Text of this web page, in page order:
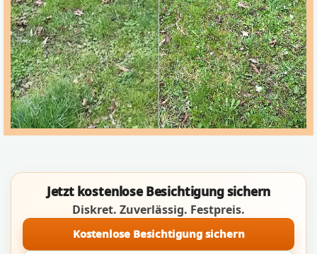
Jetzt kostenlose Besichtigung sichern
Diskret. Zuverlässig. Festpreis.
Kostenlose Besichtigung sichern